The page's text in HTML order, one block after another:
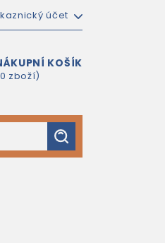
účet
KOŠÍK
zboží)